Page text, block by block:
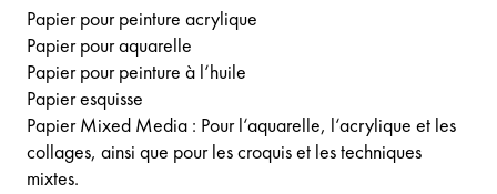
Papier pour peinture acrylique
Papier pour aquarelle
Papier pour peinture à l‘huile
Papier esquisse
Papier Mixed Media : Pour l‘aquarelle, l‘acrylique et les
collages, ainsi que pour les croquis et les techniques
mixtes.